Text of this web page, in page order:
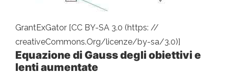
GrantExGator [CC BY-SA 3.0 (https: //
creativeCommons.Org/licenze/by-sa/3.0)]
Equazione di Gauss degli obiettivi e
lenti aumentate